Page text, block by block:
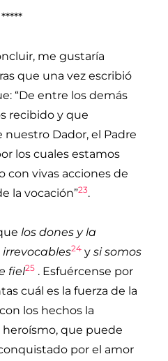
*****
me gustaría
que una vez escribió
“De entre los demás
recibido y que
nuestro Dador, el Padre
los cuales estamos
con vivas acciones de
la vocación”23.
los dones y la
irrevocables24 y si somos
fiel25 . Esfuércense por
cuál es la fuerza de la
los hechos la
que puede
por el amor